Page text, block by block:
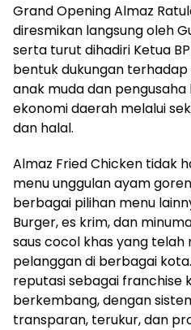
Grand Opening Almaz
diresmikan langsung oleh
serta turut dihadiri Ketua
bentuk dukungan
anak muda dan
ekonomi daerah melalui
dan halal.
Almaz Fried Chicken tidak
menu unggulan ayam
berbagai pilihan menu
Burger, es krim, dan
saus cocol khas yang telah
pelanggan di berbagai
reputasi sebagai franchise
berkembang, dengan
transparan, terukur, dan